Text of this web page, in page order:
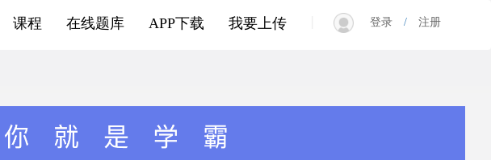
登录 / 注册
我要上传
APP下载
在线题库
课程